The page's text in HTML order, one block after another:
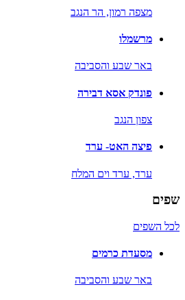
מצפה רמון, הר הנגב
מרשמלו
באר שבע והסביבה
פונדק אסא דבירה
צפון הנגב
פיצה האט- ערד
ערד, ערד וים המלח
שפים
לכל השפים
מסעדת כרמים
באר שבע והסביבה